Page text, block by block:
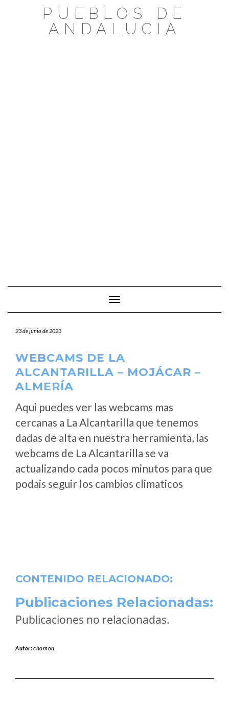
PUEBLOS DE
ANDALUCIA
Cambiar modo de navegación
23 de junio de 2023
WEBCAMS DE LA
ALCANTARILLA – MOJÁCAR –
ALMERÍA
Aqui puedes ver las webcams mas
cercanas a La Alcantarilla que tenemos
dadas de alta en nuestra herramienta, las
webcams de La Alcantarilla se va
actualizando cada pocos minutos para que
podais seguir los cambios climaticos
CONTENIDO RELACIONADO:
Publicaciones Relacionadas:
Publicaciones no relacionadas.
Autor:chomon